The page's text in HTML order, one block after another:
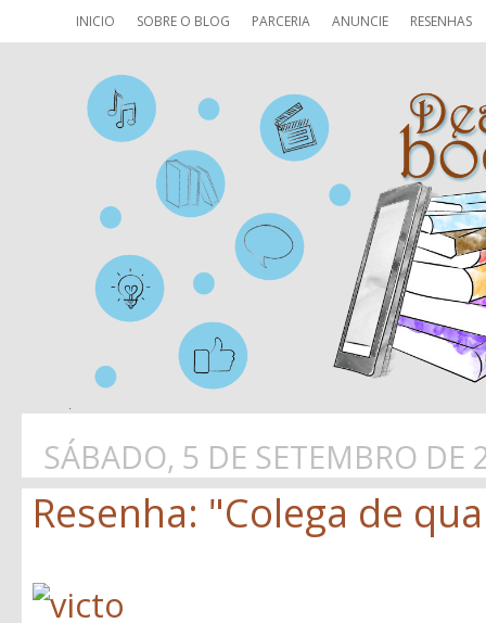
INICIO SOBRE O BLOG PARCERIA ANUNCIE RESENHAS
SÁBADO, 5 DE SETEMBRO DE
Resenha: "Colega de